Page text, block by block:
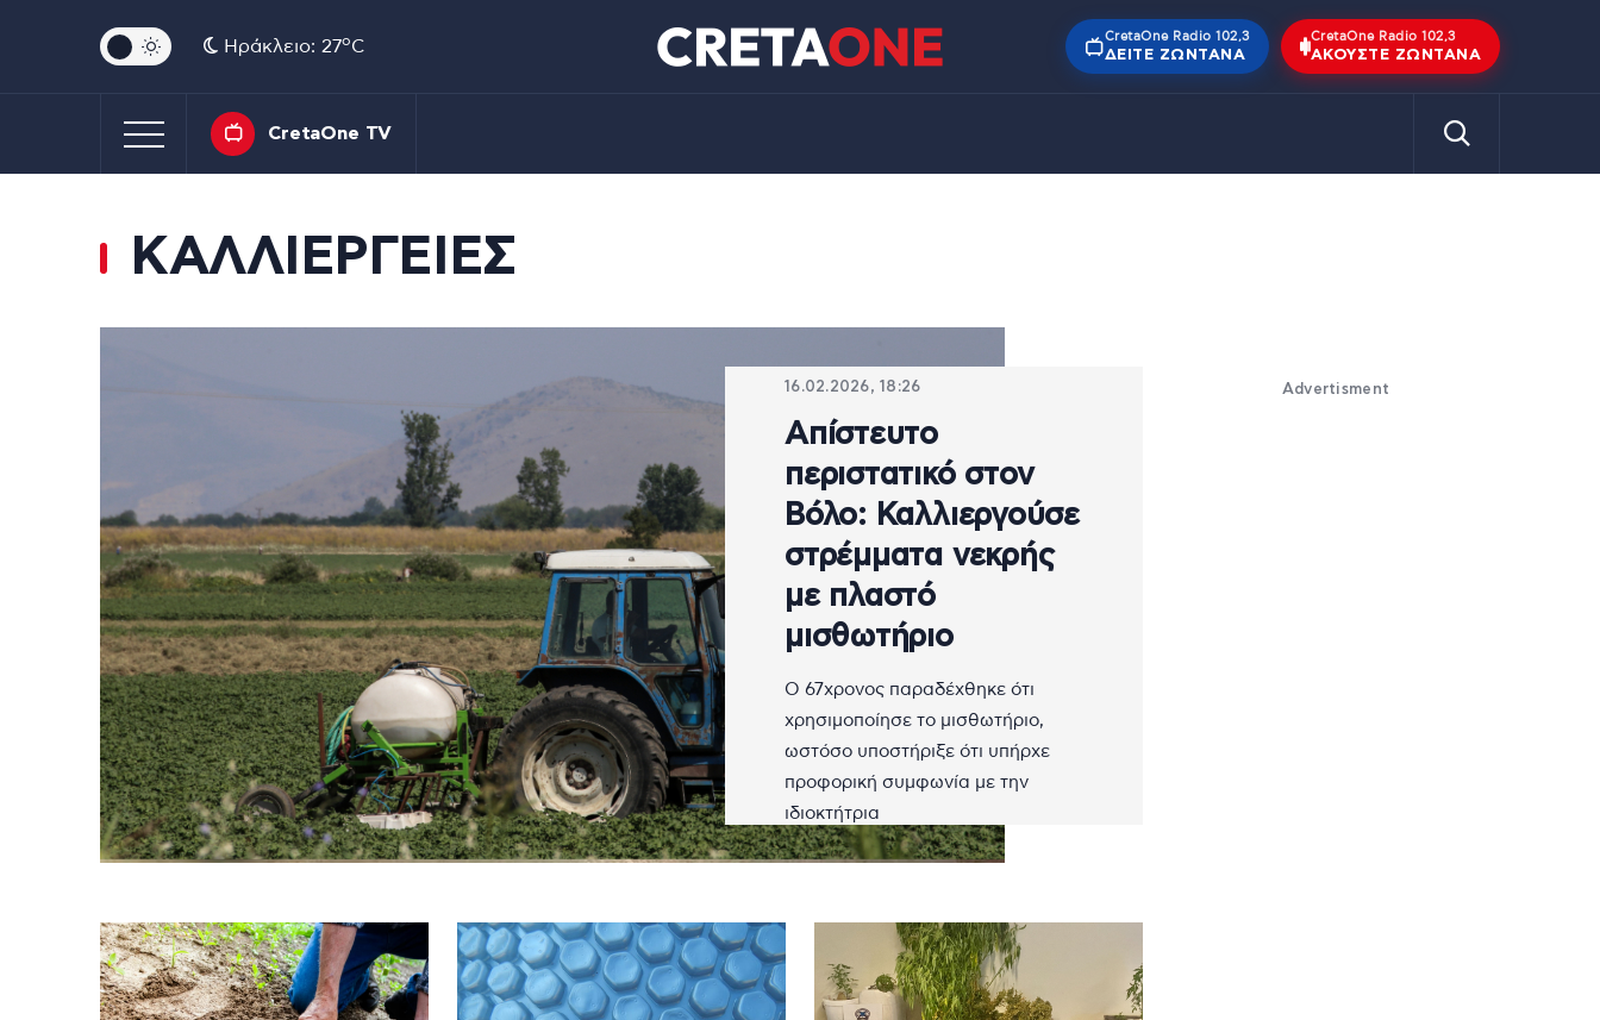
Ηράκλειο: 27oC
CretaOne Radio 102,3
ΔΕΊΤΕ ΖΩΝΤΑΝΆ
CretaOne Radio 102,3
ΑΚΟΎΣΤΕ ΖΩΝΤΑΝΆ
CretaOne TV
ΚΑΛΛΙΕΡΓΕΙΕΣ
16.02.2026, 18:26
Απίστευτο
περιστατικό στον
Βόλο: Καλλιεργούσε
στρέμματα νεκρής
με πλαστό
μισθωτήριο
Ο 67χρονος παραδέχθηκε ότι
χρησιμοποίησε το μισθωτήριο,
ωστόσο υποστήριξε ότι υπήρχε
προφορική συμφωνία με την
ιδιοκτήτρια
Advertisment